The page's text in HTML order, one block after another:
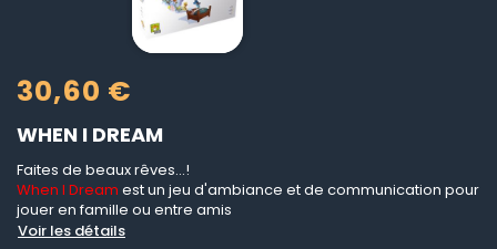
30,60 €
WHEN I DREAM
Faites de beaux rêves...!
When I Dream est un jeu d'ambiance et de communication pour
jouer en famille ou entre amis
Voir les détails